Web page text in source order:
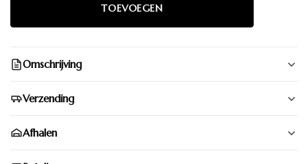
Omschrijving
Verzending
Afhalen